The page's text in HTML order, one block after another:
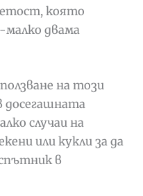
която
малко двама
на този
досегашната
случаи на
или кукли за да
в